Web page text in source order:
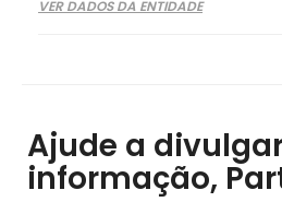
VER DADOS DA ENTIDADE
Ajude a
informação,